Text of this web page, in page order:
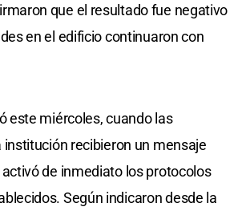
que el resultado fue negativo
en el edificio continuaron con
este miércoles, cuando las
institución recibieron un mensaje
de inmediato los protocolos
Según indicaron desde la